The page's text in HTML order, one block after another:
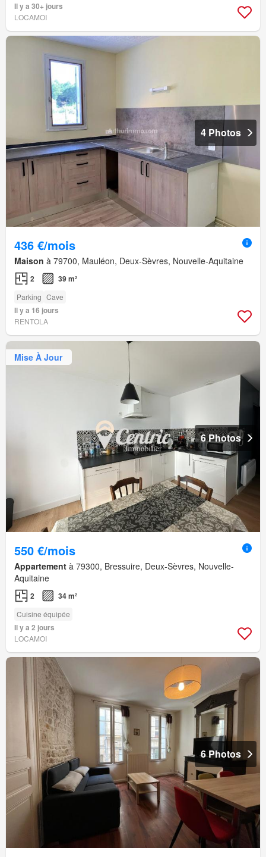
Il y a 30+ jours
LOCAMOI
4 Photos
436 €/mois
Maison à 79700, Mauléon, Deux-Sèvres, Nouvelle-Aquitaine
2 39 m²
Parking Cave
Il y a 16 jours
RENTOLA
Mise À Jour
6 Photos
550 €/mois
Appartement à 79300, Bressuire, Deux-Sèvres, Nouvelle-
Aquitaine
2 34 m²
Cuisine équipée
Il y a 2 jours
LOCAMOI
6 Photos